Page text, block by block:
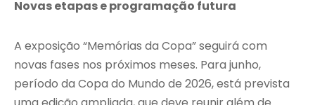
Novas etapas e programação futura
A exposição “Memórias da Copa” seguirá com
novas fases nos próximos meses. Para junho,
período da Copa do Mundo de 2026, está prevista